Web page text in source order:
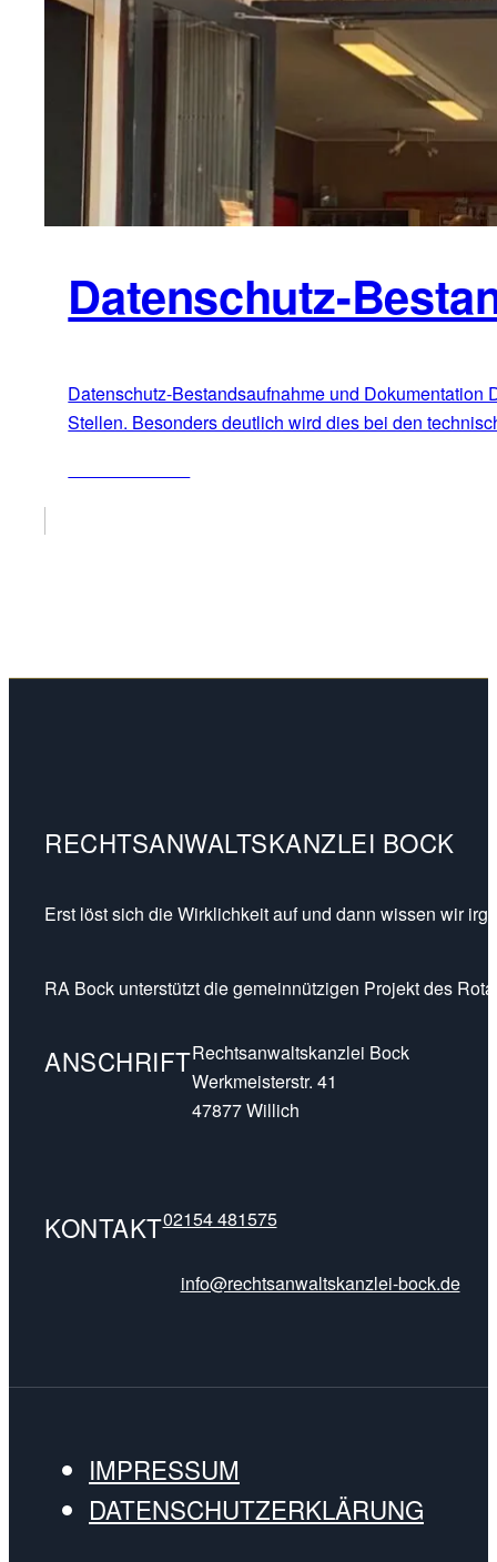
Datenschutz-
Datenschutz-Bestandsaufnahme und
Stellen. Besonders deutlich wird dies bei den
RECHTSANWALTSKANZLEI BOCK
Erst löst sich die Wirklichkeit auf und dann wissen wir
RA Bock unterstützt die gemeinnützigen Projekt des
ANSCHRIFTRechtsanwaltskanzlei Bock
Werkmeisterstr. 41
47877 Willich
KONTAKT02154 481575
info@rechtsanwaltskanzlei-bock.de
IMPRESSUM
DATENSCHUTZERKLÄRUNG